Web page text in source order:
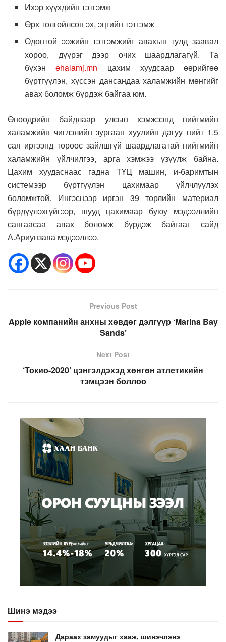
Ихэр хүүхдийн тэтгэмж
Өрх толгойлсон эх, эцгийн тэтгэмж
Одонтой ээжийн тэтгэмжийг авахын тулд заавал
хороо, дүүрэг дээр очих шаардлагагүй. Та
бүхэнehalamj.mn цахим хуудсаар өөрийгөө
бүртгүүлэн, хүссэн дансандаа халамжийн мөнгийг
авах боломж бүрдэж байгаа юм.
Өнөөдрийн байдлаар улсын хэмжээнд нийгмийн
халамжийн чиглэлийн зургаан хуулийн дагуу нийт 1.5
сая иргээнд төрөөс зайлшгүй шаардлагатай нийгмийн
халамжийн үйлчилгээ, арга хэмжээ үзүүлж байна.
Цахим хуудаснаас гадна ТҮЦ машин, и-баримтын
системээр бүртгүүлэн цахимаар үйлчлүүлэх
боломжтой. Ингэснээр иргэн 39 төрлийн материал
бүрдүүлэхгүйгээр, шууд цахимаар буюу мэдээллийн
сангаасаа авах боломж бүрдэж байгааг сайд
А.Ариунзаяа мэдээллээ.
Previous Post
Apple компанийн анхны хөвдөг дэлгүүр ‘Marina Bay
Sands’
Next Post
‘Токио-2020’ цэнгэлдэхэд хөнгөн атлетикийн
тэмцээн боллоо
Шинэ мэдээ
Дараах замуудыг хааж, шинэчлэнэ